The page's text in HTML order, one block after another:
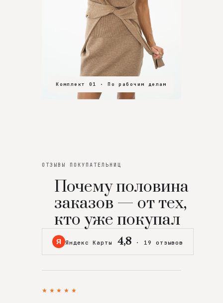
Комплект 01 · По рабочим делам
Комплект 02 · В зал
Комплект 03 · На особенный вечер
ОТЗЫВЫ ПОКУПАТЕЛЬНИЦ
Почему половина
заказов — от тех,
кто уже покупал
Я Яндекс Карты 4,8 · 19 отзывов
★★★★★